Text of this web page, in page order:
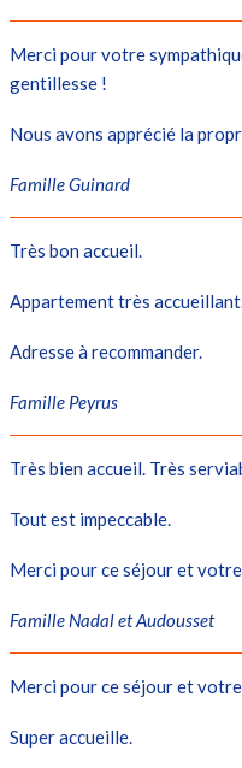
Merci pour votre
gentillesse !
Nous avons apprécié la
Famille Guinard
Très bon accueil.
Appartement très accueillant.
Adresse à recommander.
Famille Peyrus
Très bien accueil. Très
Tout est impeccable.
Merci pour ce séjour et
Famille Nadal et Audousset
Merci pour ce séjour et
Super accueille.